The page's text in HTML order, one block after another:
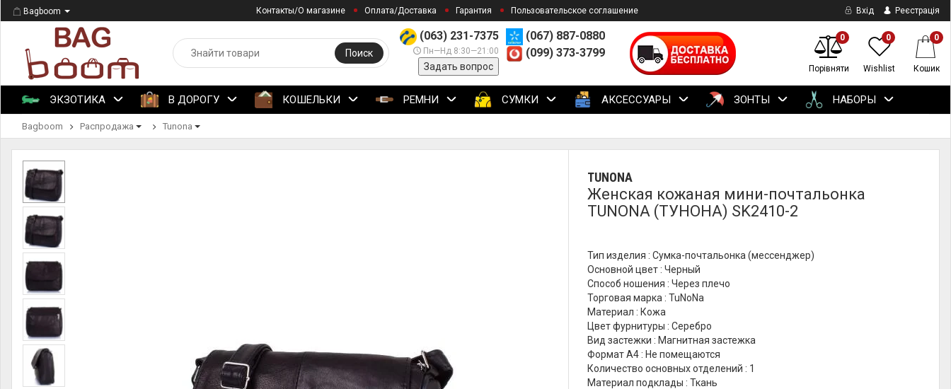
Bagboom Контакты/О магазине Оплата/Доставка Гарантия Пользовательское соглашение Вхід Реєстрація
(063) 231-7375
Пн—Нд 8:30—21:00
Задать вопрос
(067) 887-0880
(099) 373-3799
Поиск
0
Порівняти
0
Wishlist
0
Кошик
ЭКЗОТИКА В ДОРОГУ КОШЕЛЬКИ РЕМНИ СУМКИ АКСЕССУАРЫ ЗОНТЫ НАБОРЫ
Bagboom Распродажа Tunona
TUNONA
Женская кожаная мини-почтальонка
TUNONA (ТУНОНА) SK2410-2
Тип изделия : Сумка-почтальонка (мессенджер)
Основной цвет : Черный
Способ ношения : Через плечо
Торговая марка : TuNoNа
Материал : Кожа
Цвет фурнитуры : Серебро
Вид застежки : Магнитная застежка
Формат А4 : Не помещаются
Количество основных отделений : 1
Материал подклады : Ткань